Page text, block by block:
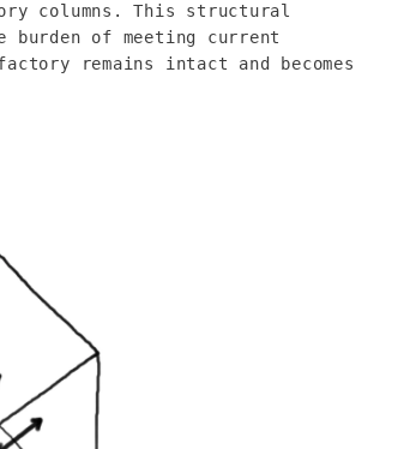
columns. This structural
burden of meeting current
remains intact and becomes